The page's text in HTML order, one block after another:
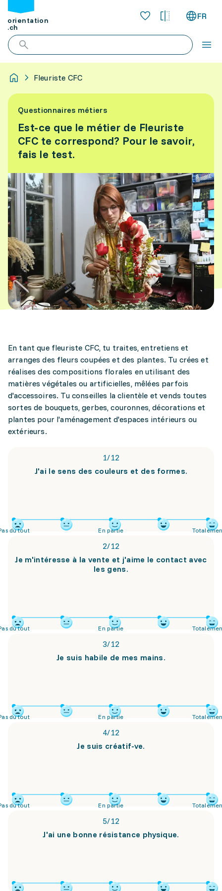
orientation
.ch
FR
Fleuriste CFC
Questionnaires métiers
Est-ce que le métier de Fleuriste
CFC te correspond? Pour le savoir,
fais le test.
En tant que fleuriste CFC, tu traites, entretiens et
arranges des fleurs coupées et des plantes. Tu crées et
réalises des compositions florales en utilisant des
matières végétales ou artificielles, mêlées parfois
d'accessoires. Tu conseilles la clientèle et vends toutes
sortes de bouquets, gerbes, couronnes, décorations et
plantes pour l'aménagement d'espaces intérieurs ou
extérieurs.
1/12
J'ai le sens des couleurs et des formes.
du tout En partie
2/12
Je m'intéresse à la vente et j'aime le contact avec
les gens.
du tout En partie
3/12
Je suis habile de mes mains.
du tout En partie
4/12
Je suis créatif-ve.
du tout En partie
5/12
J'ai une bonne résistance physique.